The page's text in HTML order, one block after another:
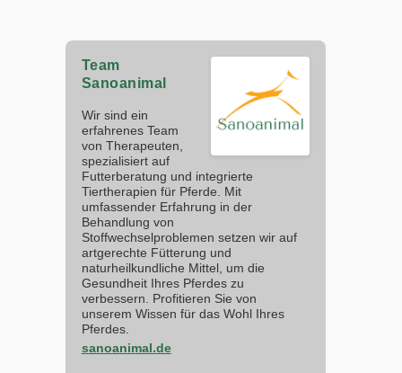
Team
Sanoanimal
Wir sind ein
erfahrenes Team
von Therapeuten,
spezialisiert auf
Futterberatung und integrierte
Tiertherapien für Pferde. Mit
umfassender Erfahrung in der
Behandlung von
Stoffwechselproblemen setzen wir auf
artgerechte Fütterung und
naturheilkundliche Mittel, um die
Gesundheit Ihres Pferdes zu
verbessern. Profitieren Sie von
unserem Wissen für das Wohl Ihres
Pferdes.
sanoanimal.de